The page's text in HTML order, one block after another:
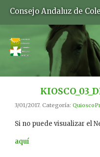
Consejo Andaluz de
3/01/2017. Categoría:
Si no puede visualizar el
aquí